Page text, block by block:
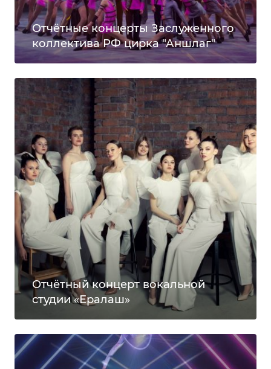
Отчётные концерты Заслуженного
коллектива РФ цирка "Аншлаг"
Отчётный концерт вокальной
студии «Ералаш»